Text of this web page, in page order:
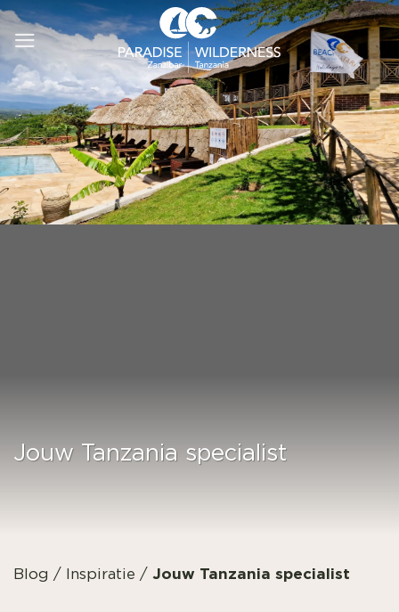
Ga
naar
inhoud
Jouw Tanzania specialist
Blog / Inspiratie / Jouw Tanzania specialist